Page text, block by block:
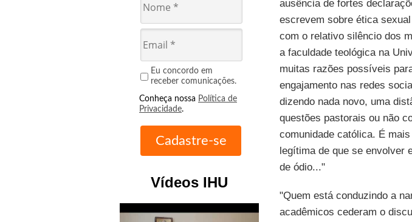
Eu concordo em
receber comunicações.
Conheça nossa Política de
Privacidade.
Vídeos IHU
ausência de fortes
escrevem sobre ética
com o relativo silêncio dos
a faculdade teológica na
muitas razões possíveis
engajamento nas redes
dizendo nada novo, uma
questões pastorais ou não
comunidade católica. É
legítima de que se envolver
de ódio..."
"Quem está conduzindo a
acadêmicos cederam o